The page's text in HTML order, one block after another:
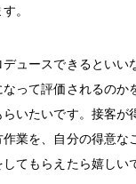
。
ュースできるといい
って評価されるのか
いたいです。接客が
業を、自分の得意な
てもらえたら嬉しい